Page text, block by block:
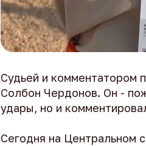
Судьей и комментатором
Солбон Чердонов. Он -
удары, но и
Сегодня на Центральном